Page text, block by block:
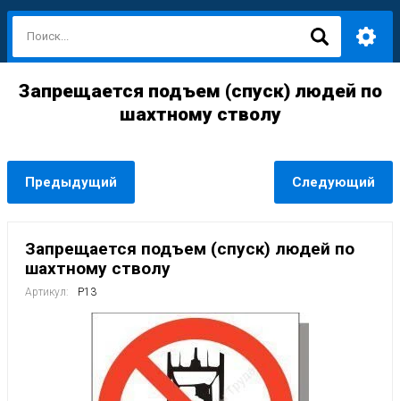
Запрещается подъем (спуск) людей по
шахтному стволу
Предыдущий Следующий
Запрещается подъем (спуск) людей по
шахтному стволу
Артикул: Р13